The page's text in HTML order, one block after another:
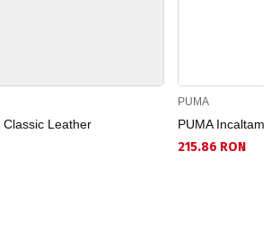
Classic Leather
PUMA
PUMA
215.86 RON